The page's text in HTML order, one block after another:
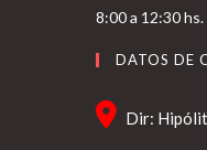
8:00 a 12:30 hs.
DATOS DE
Dir: